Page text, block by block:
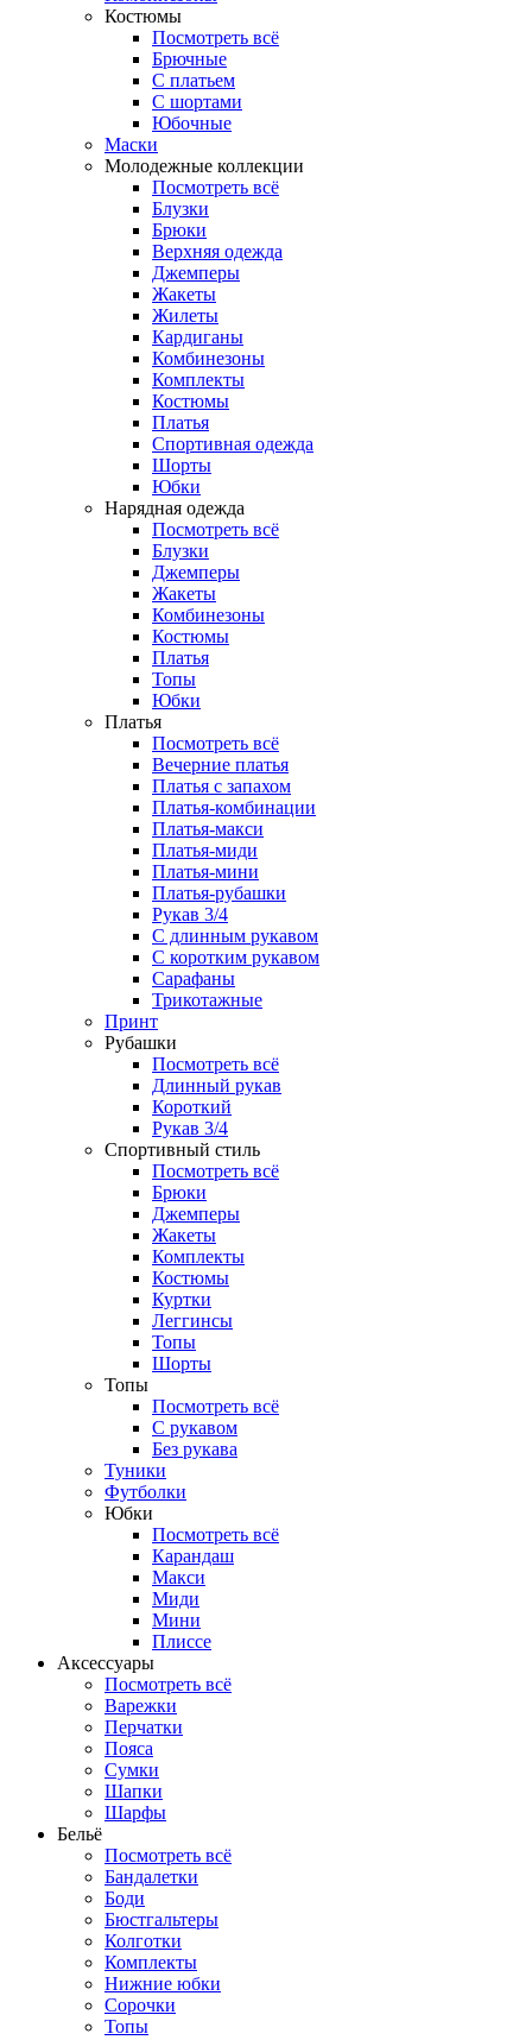
Костюмы
Посмотреть всё
Брючные
С платьем
С шортами
Юбочные
Маски
Молодежные коллекции
Посмотреть всё
Блузки
Брюки
Верхняя одежда
Джемперы
Жакеты
Жилеты
Кардиганы
Комбинезоны
Комплекты
Костюмы
Платья
Спортивная одежда
Шорты
Юбки
Нарядная одежда
Посмотреть всё
Блузки
Джемперы
Жакеты
Комбинезоны
Костюмы
Платья
Топы
Юбки
Платья
Посмотреть всё
Вечерние платья
Платья с запахом
Платья-комбинации
Платья-макси
Платья-миди
Платья-мини
Платья-рубашки
Рукав 3/4
С длинным рукавом
С коротким рукавом
Сарафаны
Трикотажные
Принт
Рубашки
Посмотреть всё
Длинный рукав
Короткий
Рукав 3/4
Спортивный стиль
Посмотреть всё
Брюки
Джемперы
Жакеты
Комплекты
Костюмы
Куртки
Леггинсы
Топы
Шорты
Топы
Посмотреть всё
C рукавом
Без рукава
Туники
Футболки
Юбки
Посмотреть всё
Карандаш
Макси
Миди
Мини
Плиссе
Аксессуары
Посмотреть всё
Варежки
Перчатки
Пояса
Сумки
Шапки
Шарфы
Бельё
Посмотреть всё
Бандалетки
Боди
Бюстгальтеры
Колготки
Комплекты
Нижние юбки
Сорочки
Топы